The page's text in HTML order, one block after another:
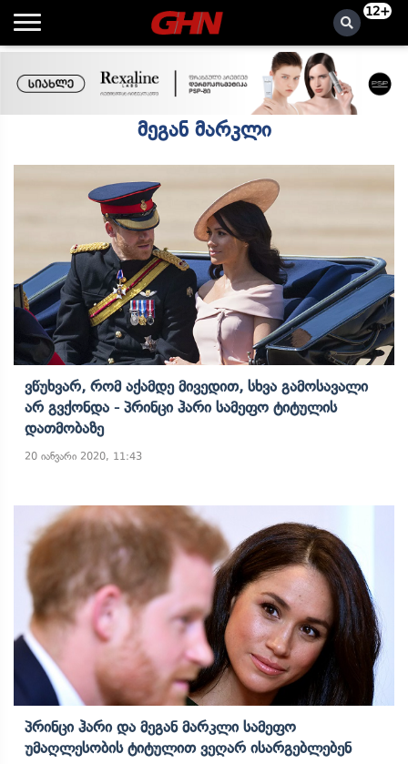
12+
მეგან მარკლი
Ვწუხვარ, Რომ Აქამდე Მივედით, Სხვა Გამოსავალი
Არ Გვქონდა - Პრინცი Ჰარი Სამეფო Ტიტულის
Დათმობაზე
20 იანვარი 2020, 11:43
Პრინცი Ჰარი Და Მეგან Მარკლი Სამეფო
Უმაღლესობის Ტიტულით Ვეღარ Ისარგებლებენ